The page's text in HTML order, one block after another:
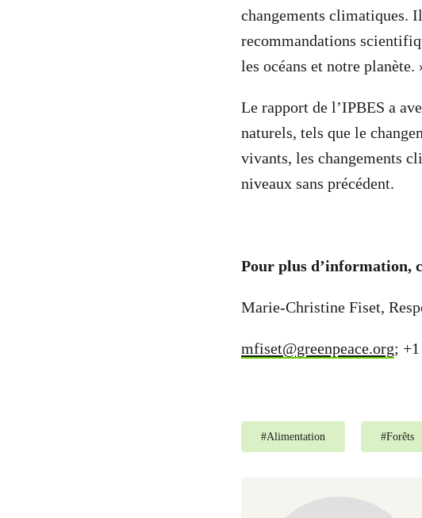
changements climatiques.
recommandations
les océans et notre planète.
Le rapport de l’IPBES a
naturels, tels que le
vivants, les changements
niveaux sans précédent.
-
Pour plus d’information,
Marie-Christine Fiset,
mfiset@greenpeace.org;
#Alimentation #Forêts